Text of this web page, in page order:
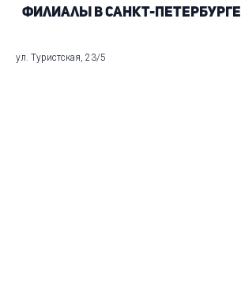
Филиалы в Санкт-Петербурге
ул. Туристская, 23/5